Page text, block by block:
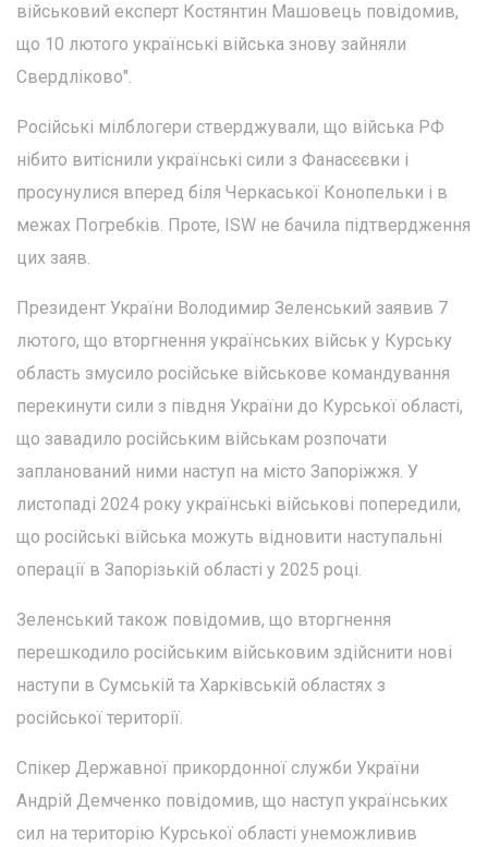
військовий експерт Костянтин Машовець повідомив,
що 10 лютого українські війська знову зайняли
Свердліково".
Російські мілблогери стверджували, що війська РФ
нібито витіснили українські сили з Фанасєєвки і
просунулися вперед біля Черкаської Конопельки і в
межах Погребків. Проте, ISW не бачила підтвердження
цих заяв.
Президент України Володимир Зеленський заявив 7
лютого, що вторгнення українських військ у Курську
область змусило російське військове командування
перекинути сили з півдня України до Курської області,
що завадило російським військам розпочати
запланований ними наступ на місто Запоріжжя. У
листопаді 2024 року українські військові попередили,
що російські війська можуть відновити наступальні
операції в Запорізькій області у 2025 році.
Зеленський також повідомив, що вторгнення
перешкодило російським військовим здійснити нові
наступи в Сумській та Харківській областях з
російської території.
Спікер Державної прикордонної служби України
Андрій Демченко повідомив, що наступ українських
сил на територію Курської області унеможливив